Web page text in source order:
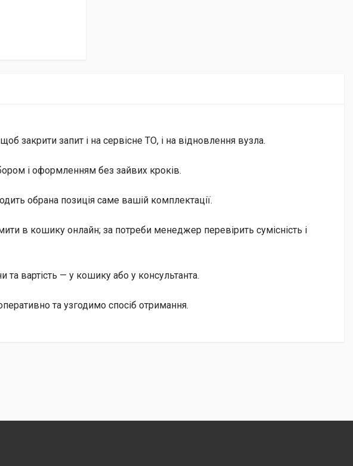
закрити запит і на сервісне ТО, і на відновлення вузла.
і оформленням без зайвих кроків.
обрана позиція саме вашій комплектації.
в кошику онлайн; за потреби менеджер перевірить сумісність і
та вартість — у кошику або у консультанта.
та узгодимо спосіб отримання.